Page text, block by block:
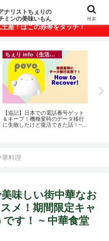
美味いもんが満載！
産！はこの赤帯をタッチ！
ちぇり info（生活情報）
【追記】日本での電話番号ゲット
＆キープ！機種変時のデータ移行
に失敗したけど復活できた話！~
華料理
味しい街中華なお
メ！期間限定キャ
す！ ~ 中華食堂
ナリストちぇりの
ミンの美味いもん
検索